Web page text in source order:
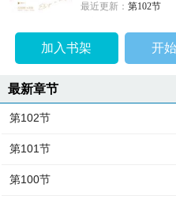
最近更新：第102节
加入书架 开
最新章节
第102节
第101节
第100节